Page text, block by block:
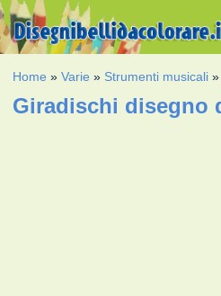
Home »Varie » Strumenti musicali
Giradischi disegno